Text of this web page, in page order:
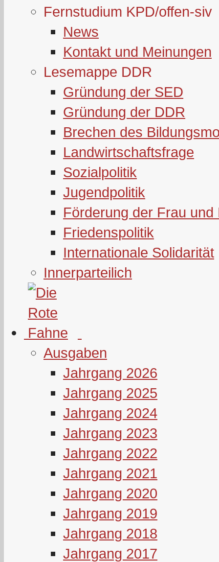
Fernstudium KPD/offen-siv
News
Kontakt und Meinungen
Lesemappe DDR
Gründung der SED
Gründung der DDR
Brechen des
Landwirtschaftsfrage
Sozialpolitik
Jugendpolitik
Förderung der Frau und
Friedenspolitik
Internationale Solidarität
Innerparteilich
Ausgaben
Jahrgang 2026
Jahrgang 2025
Jahrgang 2024
Jahrgang 2023
Jahrgang 2022
Jahrgang 2021
Jahrgang 2020
Jahrgang 2019
Jahrgang 2018
Jahrgang 2017